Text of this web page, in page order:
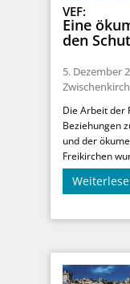
VEF:
Eine
den
5. Dezember
Die Arbeit der
Beziehungen
und der
Freikirchen